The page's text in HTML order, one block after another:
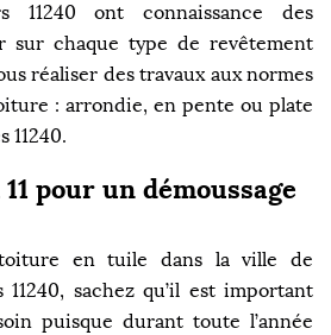
11240 ont connaissance des
sur chaque type de revêtement
réaliser des travaux aux normes
: arrondie, en pente ou plate
11240.
pour un démoussage
en tuile dans la ville de
11240, sachez qu’il est important
puisque durant toute l’année